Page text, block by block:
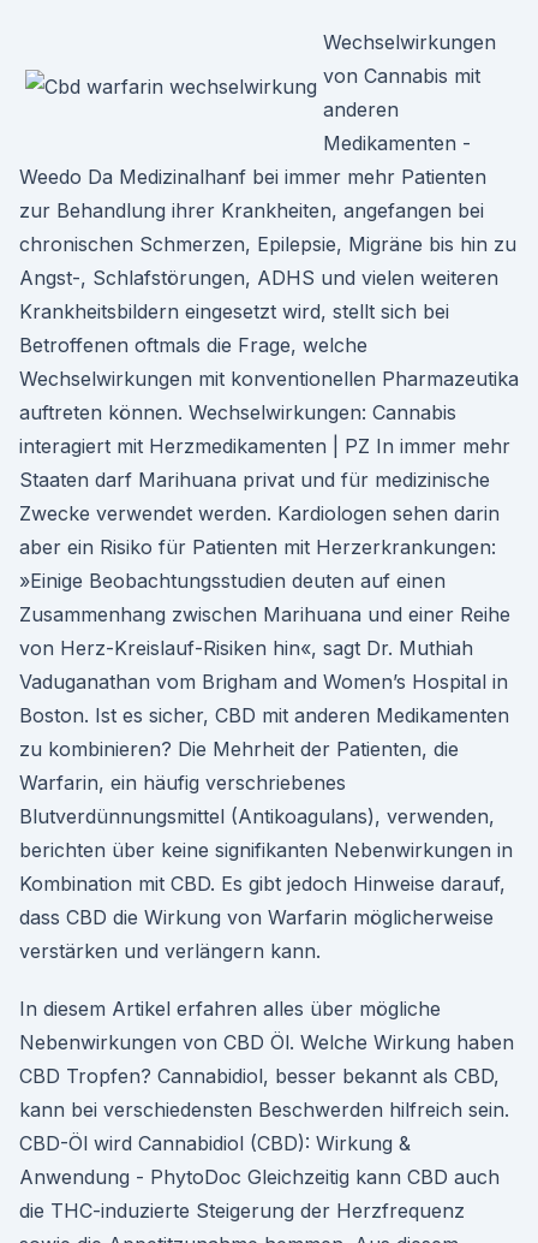
Wechselwirkungen
von Cannabis mit
anderen
Medikamenten -
Weedo Da Medizinalhanf bei immer mehr Patienten
zur Behandlung ihrer Krankheiten, angefangen bei
chronischen Schmerzen, Epilepsie, Migräne bis hin zu
Angst-, Schlafstörungen, ADHS und vielen weiteren
Krankheitsbildern eingesetzt wird, stellt sich bei
Betroffenen oftmals die Frage, welche
Wechselwirkungen mit konventionellen Pharmazeutika
auftreten können. Wechselwirkungen: Cannabis
interagiert mit Herzmedikamenten | PZ In immer mehr
Staaten darf Marihuana privat und für medizinische
Zwecke verwendet werden. Kardiologen sehen darin
aber ein Risiko für Patienten mit Herzerkrankungen:
»Einige Beobachtungsstudien deuten auf einen
Zusammenhang zwischen Marihuana und einer Reihe
von Herz-Kreislauf-Risiken hin«, sagt Dr. Muthiah
Vaduganathan vom Brigham and Women’s Hospital in
Boston. Ist es sicher, CBD mit anderen Medikamenten
zu kombinieren? Die Mehrheit der Patienten, die
Warfarin, ein häufig verschriebenes
Blutverdünnungsmittel (Antikoagulans), verwenden,
berichten über keine signifikanten Nebenwirkungen in
Kombination mit CBD. Es gibt jedoch Hinweise darauf,
dass CBD die Wirkung von Warfarin möglicherweise
verstärken und verlängern kann.
In diesem Artikel erfahren alles über mögliche
Nebenwirkungen von CBD Öl. Welche Wirkung haben
CBD Tropfen? Cannabidiol, besser bekannt als CBD,
kann bei verschiedensten Beschwerden hilfreich sein.
CBD-Öl wird Cannabidiol (CBD): Wirkung &
Anwendung - PhytoDoc Gleichzeitig kann CBD auch
die THC-induzierte Steigerung der Herzfrequenz